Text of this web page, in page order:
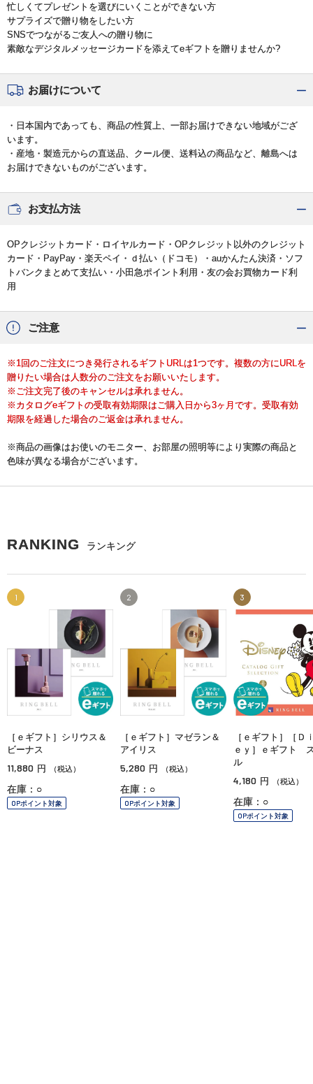
忙しくてプレゼントを選びにいくことができない方
サプライズで贈り物をしたい方
SNSでつながるご友人への贈り物に
素敵なデジタルメッセージカードを添えてeギフトを贈りませんか?
お届けについて
・日本国内であっても、商品の性質上、一部お届けできない地域がござ
います。
・産地・製造元からの直送品、クール便、送料込の商品など、離島へは
お届けできないものがございます。
お支払方法
OPクレジットカード・ロイヤルカード・OPクレジット以外のクレジット
カード・PayPay・楽天ペイ・ｄ払い（ドコモ）・auかんたん決済・ソフ
トバンクまとめて支払い・小田急ポイント利用・友の会お買物カード利
用
ご注意
※1回のご注文につき発行されるギフトURLは1つです。複数の方にURLを
贈りたい場合は人数分のご注文をお願いいたします。
※ご注文完了後のキャンセルは承れません。
※カタログeギフトの受取有効期限はご購入日から3ヶ月です。受取有効
期限を経過した場合のご返金は承れません。
※商品の画像はお使いのモニター、お部屋の照明等により実際の商品と
色味が異なる場合がございます。
RANKING ランキング
1
［ｅギフト］シリウス＆
ビーナス
11,880 円 （税込）
在庫：○
OPポイント対象
2
［ｅギフト］マゼラン＆
アイリス
5,280 円 （税込）
在庫：○
OPポイント対象
3
［ｅギフト］［Ｄ
ｅｙ］ｅギフト
ル
4,180 円 （税込）
在庫：○
OPポイント対象